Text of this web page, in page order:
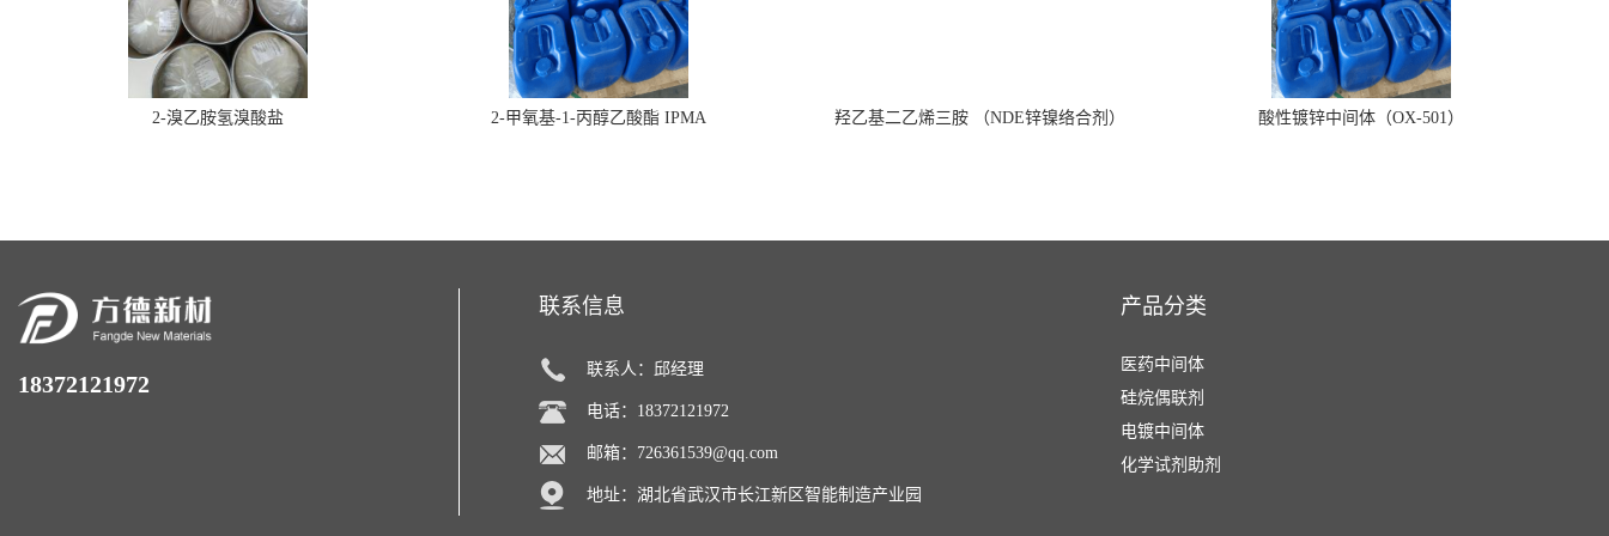
2-溴乙胺氢溴酸盐 2-甲氧基-1-丙醇乙酸酯 IPMA 羟乙基二乙烯三胺 （NDE锌镍络合剂） 酸性镀锌中间体（OX-501）
18372121972
联系信息
联系人：邱经理
电话：18372121972
邮箱： 726361539@qq.com
地址：湖北省武汉市长江新区智能制造产业园
产品分类
医药中间体
硅烷偶联剂
电镀中间体
化学试剂助剂